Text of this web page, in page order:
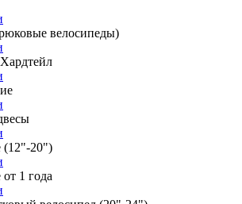
велосипеды)
(12"-20")
1 года